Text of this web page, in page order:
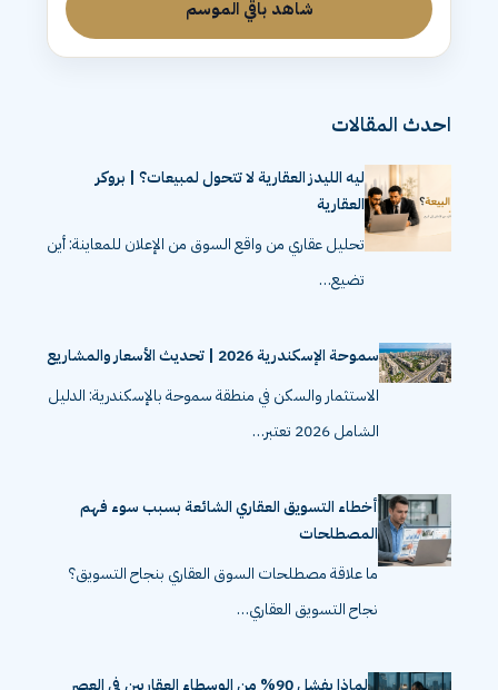
شاهد باقي الموسم
احدث المقالات
ليه الليدز العقارية لا تتحول لمبيعات؟ | بروكر
العقارية
تحليل عقاري من واقع السوق من الإعلان للمعاينة: أين
تضيع…
سموحة الإسكندرية 2026 | تحديث الأسعار والمشاريع
الاستثمار والسكن في منطقة سموحة بالإسكندرية: الدليل
الشامل 2026 تعتبر…
أخطاء التسويق العقاري الشائعة بسبب سوء فهم
المصطلحات
ما علاقة مصطلحات السوق العقاري بنجاح التسويق؟
نجاح التسويق العقاري…
لماذا يفشل 90% من الوسطاء العقاريين في العصر